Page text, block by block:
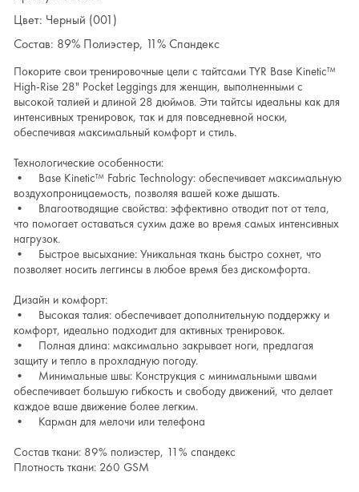
Цвет: Черный (001)
Состав: 89% Полиэстер, 11% Спандекс
Покорите свои тренировочные цели с тайтсами TYR Base Kinetic™
High-Rise 28" Pocket Leggings для женщин, выполненными с
высокой талией и длиной 28 дюймов. Эти тайтсы идеальны как для
интенсивных тренировок, так и для повседневной носки,
обеспечивая максимальный комфорт и стиль.
Технологические особенности:
• Base Kinetic™ Fabric Technology: обеспечивает максимальную
воздухопроницаемость, позволяя вашей коже дышать.
• Влагоотводящие свойства: эффективно отводит пот от тела,
что помогает оставаться сухим даже во время самых интенсивных
нагрузок.
• Быстрое высыхание: Уникальная ткань быстро сохнет, что
позволяет носить леггинсы в любое время без дискомфорта.
Дизайн и комфорт:
• Высокая талия: обеспечивает дополнительную поддержку и
комфорт, идеально подходит для активных тренировок.
• Полная длина: максимально закрывает ноги, предлагая
защиту и тепло в прохладную погоду.
• Минимальные швы: Конструкция с минимальными швами
обеспечивает большую гибкость и свободу движений, что делает
каждое ваше движение более легким.
• Карман для мелочи или телефона
Состав ткани: 89% полиэстер, 11% спандекс
Плотность ткани: 260 GSM